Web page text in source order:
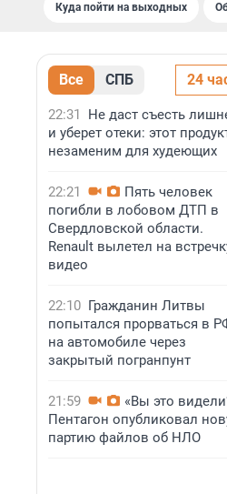
Куда пойти на выходных
Все СПБ 24
22:31
Не даст съесть
и уберет отеки: этот
незаменим для худеющих
22:21
Пять человек
погибли в лобовом ДТП в
Свердловской области.
Renault вылетел на
видео
22:10 Гражданин Литвы
попытался прорваться в
на автомобиле через
закрытый погранпунт
21:59
«Вы это
Пентагон опубликовал
партию файлов об НЛО